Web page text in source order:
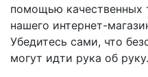
помощью качественных
нашего интернет-
Убедитесь сами, что
могут идти рука об руку.